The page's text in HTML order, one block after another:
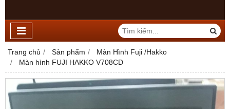
Trang chủ Sản phẩm
Màn Hình Fuji /Hakko
Màn hình FUJI HAKKO V708CD